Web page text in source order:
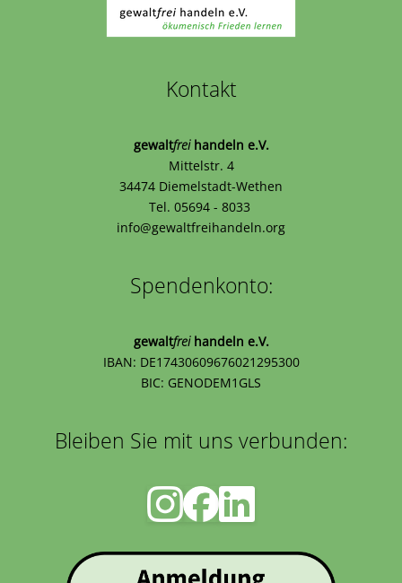
Kontakt
gewaltfreihandeln e.V.
Mittelstr. 4
34474 Diemelstadt-Wethen
Tel. 05694 - 8033
info@gewaltfreihandeln.org
Spendenkonto:
gewaltfreihandeln e.V.
IBAN: DE17430609676021295300
BIC: GENODEM1GLS
Bleiben Sie mit uns verbunden: